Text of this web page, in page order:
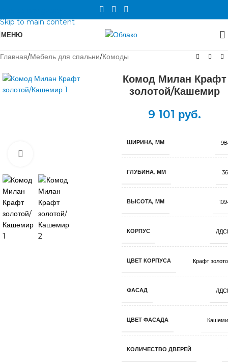
Skip to main content
МЕНЮ
Главная/Мебель для спальни/Комоды
Комод Милан Крафт
золотой/Кашемир
9 101 руб.
ШИРИНА, ММ
ГЛУБИНА, ММ
ВЫСОТА, ММ
КОРПУС
ЦВЕТ КОРПУСА Крафт
ФАСАД
ЦВЕТ ФАСАДА
КОЛИЧЕСТВО ДВЕРЕЙ